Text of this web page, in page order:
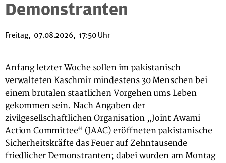
Demonstranten
Freitag, 07.08.2026, 17:50 Uhr
Anfang letzter Woche sollen im pakistanisch
verwalteten Kaschmir mindestens 30 Menschen bei
einem brutalen staatlichen Vorgehen ums Leben
gekommen sein. Nach Angaben der
zivilgesellschaftlichen Organisation „Joint Awami
Action Committee“ (JAAC) eröffneten pakistanische
Sicherheitskräfte das Feuer auf Zehntausende
friedlicher Demonstranten; dabei wurden am Montag